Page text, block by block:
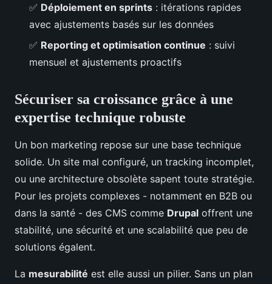
✅ Déploiement en sprints : itérations rapides
avec ajustements basés sur les données
✅ Reporting et optimisation continue : suivi
mensuel et ajustements proactifs
Sécuriser sa croissance grâce à une
expertise technique robuste
Un bon marketing repose sur une base technique
solide. Un site mal configuré, un tracking incomplet,
ou une architecture obsolète sapent toute stratégie.
Pour les projets complexes - notamment en B2B ou
dans la santé - des CMS comme Drupal offrent une
stabilité, une sécurité et une scalabilité que peu de
solutions égalent.
La mesurabilité est elle aussi un pilier. Sans un plan